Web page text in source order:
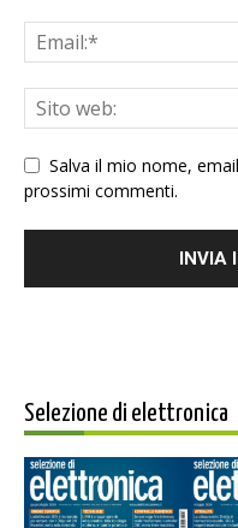
Salva il mio nome,
prossimi commenti.
Selezione di elettronica